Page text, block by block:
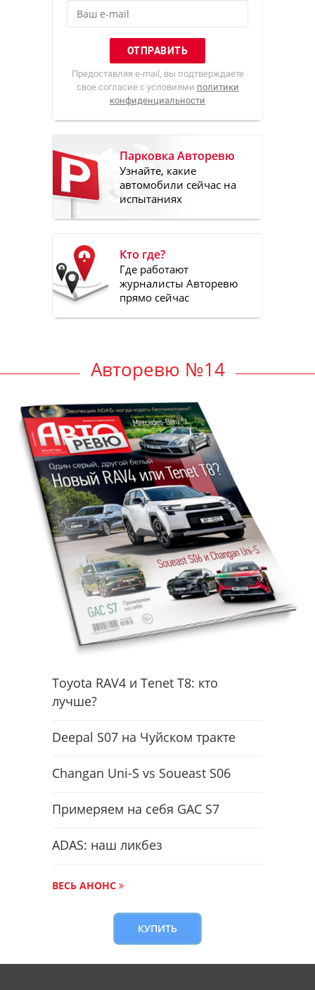
Предоставляя e-mail, вы подтверждаете
свое согласие с условиями политики
конфиденциальности
Парковка Авторевю
Узнайте, какие
автомобили сейчас на
испытаниях
Кто где?
Где работают
журналисты Авторевю
прямо сейчас
Авторевю №14
Toyota RAV4 и Tenet T8: кто
лучше?
Deepal S07 на Чуйском тракте
Changan Uni-S vs Soueast S06
Примеряем на себя GAC S7
ADAS: наш ликбез
ВЕСЬ АНОНС
КУПИТЬ